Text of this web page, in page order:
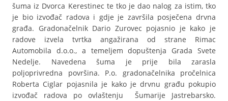
šuma iz Dvorca Kerestinec te tko je dao nalog za istim, tko
je bio izvođač radova i gdje je završila posječena drvna
građa. Gradonačelnik Dario Zurovec pojasnio je kako je
radove izvela tvrtka angažirana od strane Rimac
Automobila d.o.o., a temeljem dopuštenja Grada Svete
Nedelje. Navedena šuma je prije bila zarasla
poljoprivredna površina. P.o. gradonačelnika pročelnica
Roberta Ciglar pojasnila je kako je drvnu građu pokupio
izvođač radova po ovlaštenju Šumarije Jastrebarsko.